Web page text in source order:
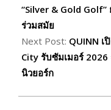
26
“Silver & Gold
ร่วมสมัย
Next Post: QUINN
City รับซัมเมอร์
นิวยอร์ก